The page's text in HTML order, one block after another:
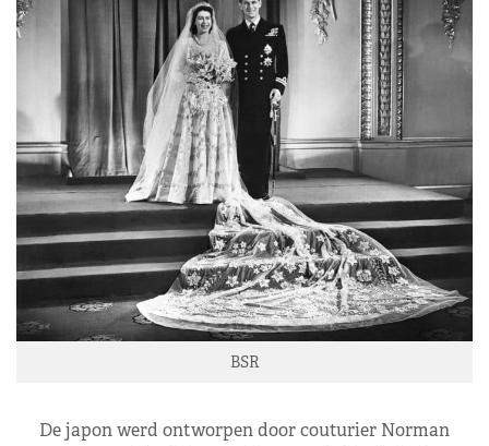
BSR
De japon werd ontworpen door couturier Norman